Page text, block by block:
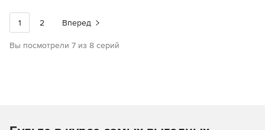
1 2 Вперед
Вы посмотрели 7 из 8 серий